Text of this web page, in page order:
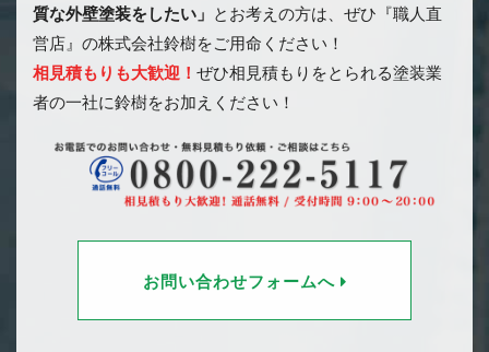
質な外壁塗装をしたい」
とお考えの方は、ぜひ『職人直
営店』の株式会社鈴樹をご用命ください！
相見積もりも大歓迎！ ぜひ相見積もりをとられる塗装業
者の一社に鈴樹をお加えください！
お問い合わせフォームへ